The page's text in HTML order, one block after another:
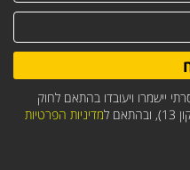
יישמרו ויעובדו בהתאם לחוק
מדיניות הפרטיות